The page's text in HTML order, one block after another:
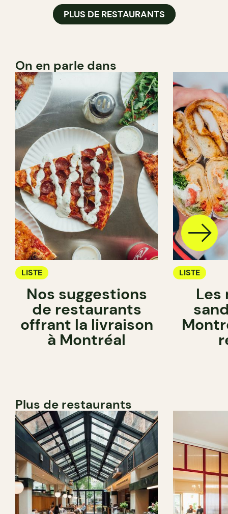
PLUS DE RESTAURANTS
On en parle dans
LISTE
Nos suggestions
de restaurants
offrant la livraison
à Montréal
LISTE
Les
Plus de restaurants